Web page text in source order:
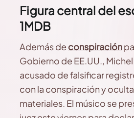
Figura central del
1MDB
Además de conspiración
Gobierno de EE.UU.,
acusado de falsificar
con la conspiración y
materiales. El músico se